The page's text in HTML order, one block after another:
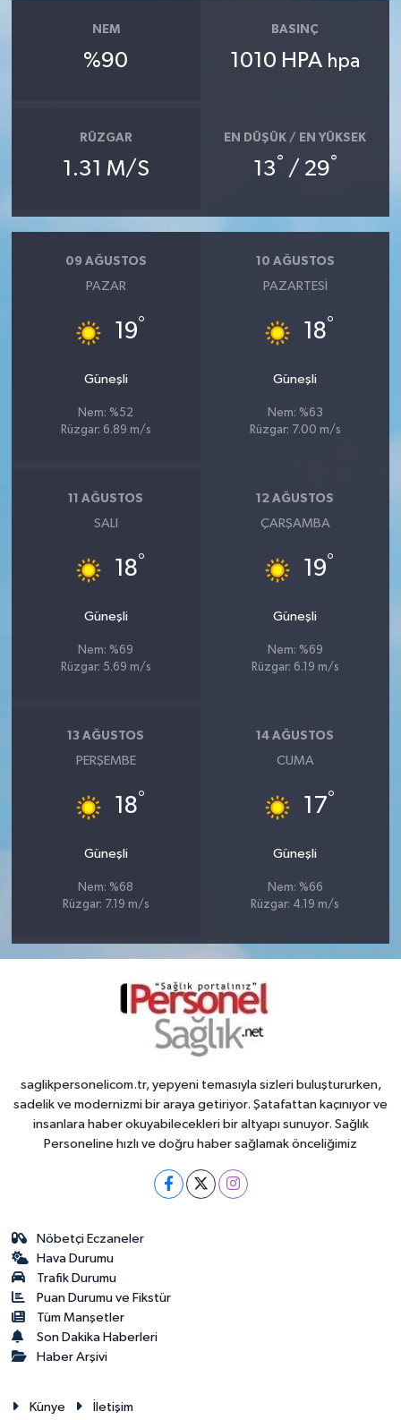
NEM
%90
BASINÇ
1010 HPA hpa
RÜZGAR
1.31 M/S
EN DÜŞÜK / EN YÜKSEK
13° / 29°
09 AĞUSTOS
PAZAR
19°
Güneşli
Nem: %52
Rüzgar: 6.89 m/s
10 AĞUSTOS
PAZARTESI
18°
Güneşli
Nem: %63
Rüzgar: 7.00 m/s
11 AĞUSTOS
SALI
18°
Güneşli
Nem: %69
Rüzgar: 5.69 m/s
12 AĞUSTOS
ÇARŞAMBA
19°
Güneşli
Nem: %69
Rüzgar: 6.19 m/s
13 AĞUSTOS
PERŞEMBE
18°
Güneşli
Nem: %68
Rüzgar: 7.19 m/s
14 AĞUSTOS
CUMA
17°
Güneşli
Nem: %66
Rüzgar: 4.19 m/s
saglikpersonelicom.tr, yepyeni temasıyla sizleri buluştururken,
sadelik ve modernizmi bir araya getiriyor. Şatafattan kaçınıyor ve
insanlara haber okuyabilecekleri bir altyapı sunuyor. Sağlık
Personeline hızlı ve doğru haber sağlamak önceliğimiz
Nöbetçi Eczaneler
Hava Durumu
Trafik Durumu
Puan Durumu ve Fikstür
Tüm Manşetler
Son Dakika Haberleri
Haber Arşivi
Künye İletişim